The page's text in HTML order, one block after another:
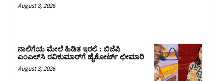
August 8, 2026
ನಾಲಿಗೆಯ ಮೇಲೆ ಹಿಡಿತ ಇರಲಿ : ಬಿಜೆಪಿ
ಎಂಎಲ್‌ಸಿ ರವಿಕುಮಾರ್‌ಗೆ ಹೈಕೋರ್ಟ್ ಛೀಮಾರಿ
August 8, 2026